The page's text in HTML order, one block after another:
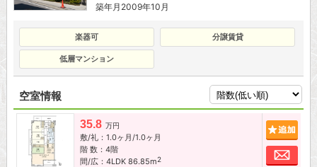
築年月2009年10月
楽器可 分譲賃貸
低層マンション
空室情報
35.8 万円
敷/礼：1.0ヶ月/1.0ヶ月
階 数：4階
間/広：4LDK 86.85m2
お